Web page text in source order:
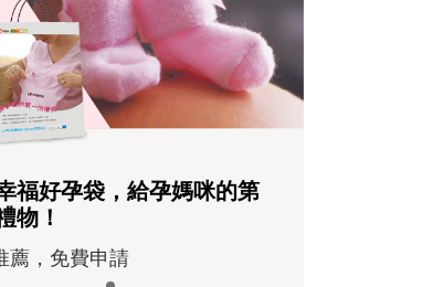
福好孕袋，給孕媽咪的第
物！
薦，免費申請